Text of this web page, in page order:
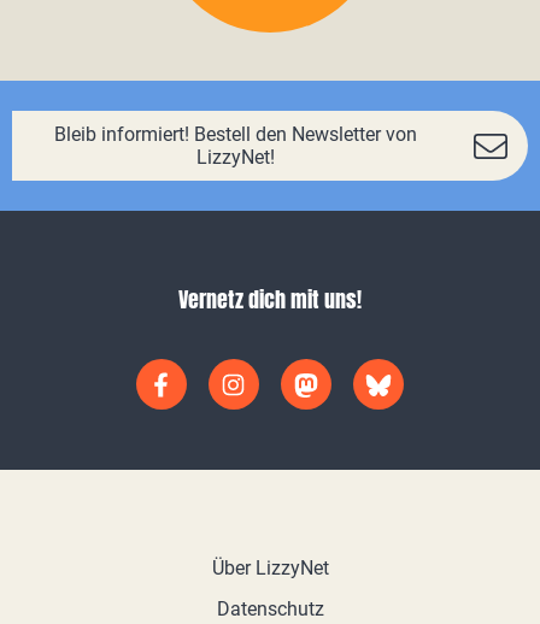
Bleib informiert! Bestell den Newsletter von
LizzyNet!
Vernetz dich mit uns!
Über LizzyNet
Datenschutz